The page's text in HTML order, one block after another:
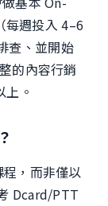
每週投入 4–6
查、並開始
的內容行銷
。
，而非僅以
Dcard/PTT